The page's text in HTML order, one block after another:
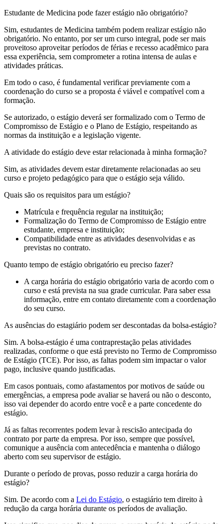
Estudante de Medicina pode fazer estágio não obrigatório?
Sim, estudantes de Medicina também podem realizar estágio não
obrigatório. No entanto, por ser um curso integral, pode ser mais
proveitoso aproveitar períodos de férias e recesso acadêmico para
essa experiência, sem comprometer a rotina intensa de aulas e
atividades práticas.
Em todo o caso, é fundamental verificar previamente com a
coordenação do curso se a proposta é viável e compatível com a
formação.
Se autorizado, o estágio deverá ser formalizado com o Termo de
Compromisso de Estágio e o Plano de Estágio, respeitando as
normas da instituição e a legislação vigente.
A atividade do estágio deve estar relacionada à minha formação?
Sim, as atividades devem estar diretamente relacionadas ao seu
curso e projeto pedagógico para que o estágio seja válido.
Quais são os requisitos para um estágio?
Matrícula e frequência regular na instituição;
Formalização do Termo de Compromisso de Estágio entre
estudante, empresa e instituição;
Compatibilidade entre as atividades desenvolvidas e as
previstas no contrato.
Quanto tempo de estágio obrigatório eu preciso fazer?
A carga horária do estágio obrigatório varia de acordo com o
curso e está prevista na sua grade curricular. Para saber essa
informação, entre em contato diretamente com a coordenação
do seu curso.
As ausências do estagiário podem ser descontadas da bolsa-estágio?
Sim. A bolsa-estágio é uma contraprestação pelas atividades
realizadas, conforme o que está previsto no Termo de Compromisso
de Estágio (TCE). Por isso, as faltas podem sim impactar o valor
pago, inclusive quando justificadas.
Em casos pontuais, como afastamentos por motivos de saúde ou
emergências, a empresa pode avaliar se haverá ou não o desconto,
isso vai depender do acordo entre você e a parte concedente do
estágio.
Já as faltas recorrentes podem levar à rescisão antecipada do
contrato por parte da empresa. Por isso, sempre que possível,
comunique a ausência com antecedência e mantenha o diálogo
aberto com seu supervisor de estágio.
Durante o período de provas, posso reduzir a carga horária do
estágio?
Sim. De acordo com a Lei do Estágio, o estagiário tem direito à
redução da carga horária durante os períodos de avaliação.